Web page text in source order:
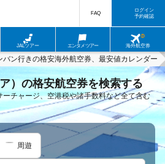
JALツアー エンタメツアー 海外航空券
FAQ
ログイン
予約確認
バン行きの格安海外航空券、最安値カレンダー
）の格安航空券を検索する
チャージ、空港税や諸手数料など全て含む
周遊